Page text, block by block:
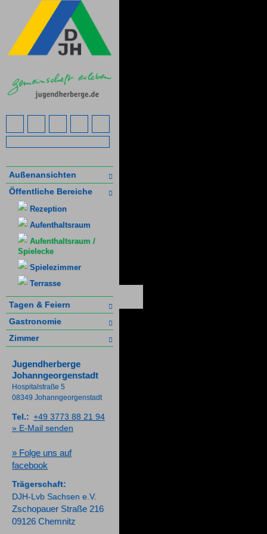
Außenansichten
Öffentliche Bereiche
Rezeption
Aufenthaltsraum
Aufenthaltsraum /
Spielecke
Spielezimmer
Terrasse
Tagen & Feiern
Gastronomie
Zimmer
Jugendherberge
Johanngeorgenstadt
Hospitalstraße 5
08349 Johanngeorgenstadt
Tel.: +49 3773 88 21 94
» E-Mail senden
» Folge uns auf
facebook
Trägerschaft:
DJH-Lvb Sachsen e.V.
Zschopauer Straße 216
09126 Chemnitz